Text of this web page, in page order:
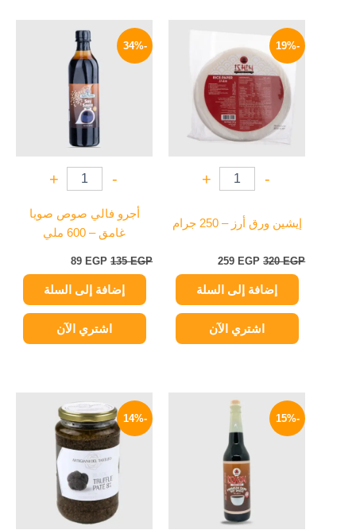
-19%
-
+
إيشين ورق أرز – 250 جرام
320EGP
هو:
320 EGP.
259 EGP
هو:
259 EGP.
إضافة إلى السلة
اشتري الآن
-34%
-
+
أجرو فالي صوص صويا
غامق – 600 ملي
135EGP
الأصلي
135 EGP.
89 EGP
89 EGP.
إضافة إلى السلة
اشتري الآن
-15%
السعر
الأصلي
-14%
الأصلي
هو:
1850 EGP.
هو:
1595 EGP.